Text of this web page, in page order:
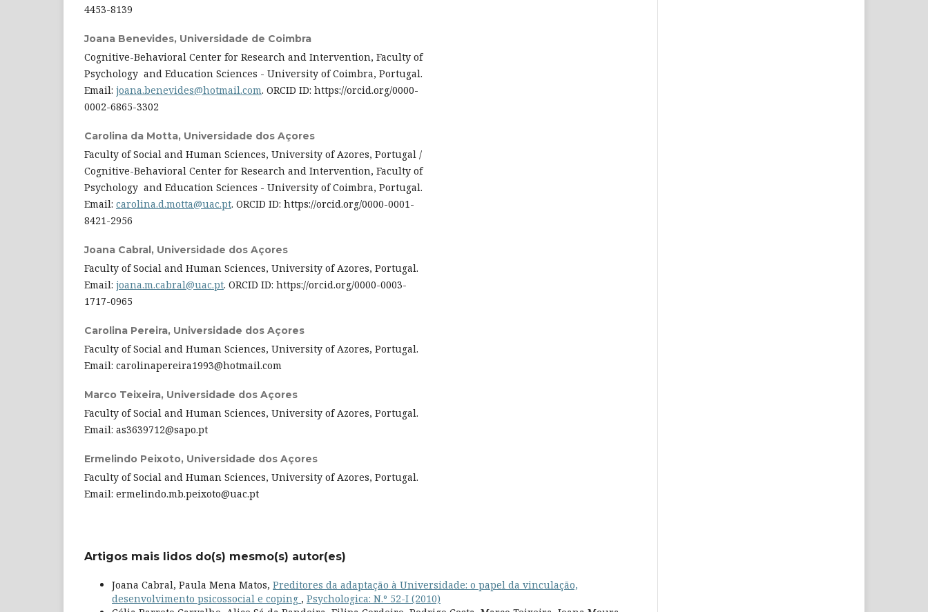
4453-8139
Joana Benevides, Universidade de Coimbra
Cognitive-Behavioral Center for Research and Intervention, Faculty of
Psychology and Education Sciences - University of Coimbra, Portugal.
Email: joana.benevides@hotmail.com. ORCID ID: https://orcid.org/0000-
0002-6865-3302
Carolina da Motta, Universidade dos Açores
Faculty of Social and Human Sciences, University of Azores, Portugal /
Cognitive-Behavioral Center for Research and Intervention, Faculty of
Psychology and Education Sciences - University of Coimbra, Portugal.
Email: carolina.d.motta@uac.pt. ORCID ID: https://orcid.org/0000-0001-
8421-2956
Joana Cabral, Universidade dos Açores
Faculty of Social and Human Sciences, University of Azores, Portugal.
Email: joana.m.cabral@uac.pt. ORCID ID: https://orcid.org/0000-0003-
1717-0965
Carolina Pereira, Universidade dos Açores
Faculty of Social and Human Sciences, University of Azores, Portugal.
Email: carolinapereira1993@hotmail.com
Marco Teixeira, Universidade dos Açores
Faculty of Social and Human Sciences, University of Azores, Portugal.
Email: as3639712@sapo.pt
Ermelindo Peixoto, Universidade dos Açores
Faculty of Social and Human Sciences, University of Azores, Portugal.
Email: ermelindo.mb.peixoto@uac.pt
Artigos mais lidos do(s) mesmo(s) autor(es)
Joana Cabral, Paula Mena Matos, Preditores da adaptação à Universidade: o papel da vinculação,
desenvolvimento psicossocial e coping , Psychologica: N.º 52-I (2010)